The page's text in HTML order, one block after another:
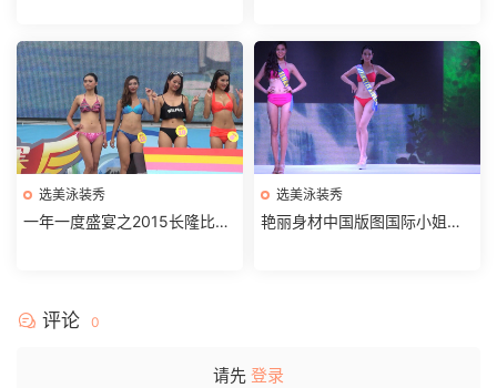
选美泳装秀
一年一度盛宴之2015长隆比基
选美泳装秀
艳丽身材中国版图国际小姐中
评论 0
请先 登录